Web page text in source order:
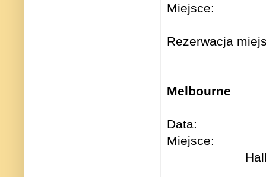
Miejsce: St.
Rezerwacja
Melbourne
Data:
Miejsce: